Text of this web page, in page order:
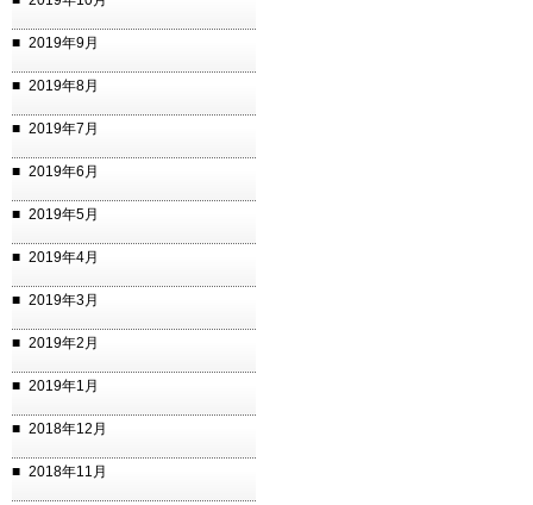
2019年9月
2019年8月
2019年7月
2019年6月
2019年5月
2019年4月
2019年3月
2019年2月
2019年1月
2018年12月
2018年11月